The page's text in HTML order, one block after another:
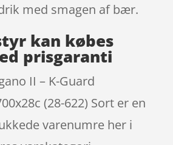
med smagen af bær.
kan købes
prisgaranti
II – K-Guard
(28-622) Sort er en
varenumre her i